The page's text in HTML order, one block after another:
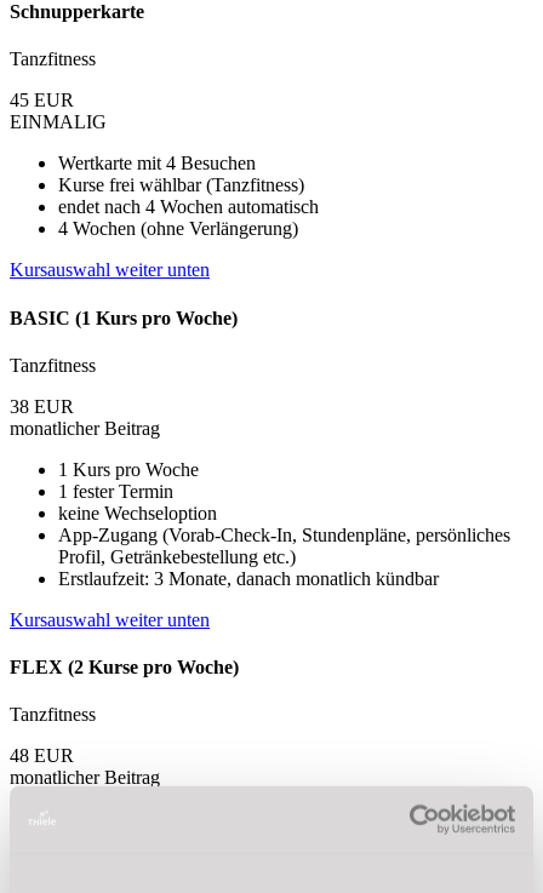
Schnupperkarte
Tanzfitness
45 EUR
EINMALIG
Wertkarte mit 4 Besuchen
Kurse frei wählbar (Tanzfitness)
endet nach 4 Wochen automatisch
4 Wochen (ohne Verlängerung)
Kursauswahl weiter unten
BASIC (1 Kurs pro Woche)
Tanzfitness
38 EUR
monatlicher Beitrag
1 Kurs pro Woche
1 fester Termin
keine Wechseloption
App-Zugang (Vorab-Check-In, Stundenpläne, persönliches
Profil, Getränkebestellung etc.)
Erstlaufzeit: 3 Monate, danach monatlich kündbar
Kursauswahl weiter unten
FLEX (2 Kurse pro Woche)
Tanzfitness
48 EUR
monatlicher Beitrag